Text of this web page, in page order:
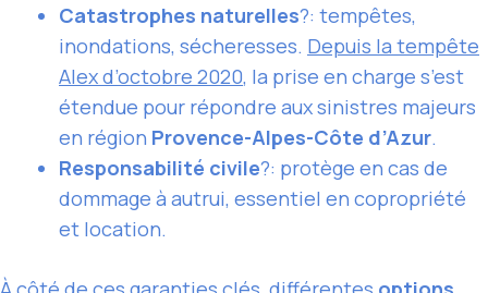
Catastrophes naturelles?: tempêtes,
inondations, sécheresses. Depuis la tempête
Alex d’octobre 2020, la prise en charge s’est
étendue pour répondre aux sinistres majeurs
en région Provence-Alpes-Côte d’Azur.
Responsabilité civile?: protège en cas de
dommage à autrui, essentiel en copropriété
et location.